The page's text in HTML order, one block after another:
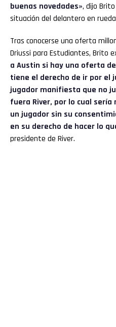
buenas novedades», dijo
situación del delantero en
Tras conocerse una oferta
Driussi para Estudiantes, Brito
a Austin si hay una oferta
tiene el derecho de ir por el
jugador manifiesta que no
fuera River, por lo cual
un jugador sin su
en su derecho de hacer lo
presidente de River.